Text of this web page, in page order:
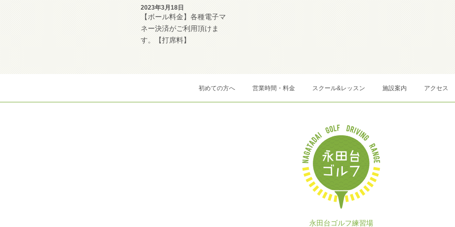
2023年3月18日
【ボール料金】各種電子マ
ネー決済がご利用頂けま
す。【打席料】
初めての方へ 営業時間・料金 スクール&レッスン 施設案内 アクセス
永田台ゴルフ練習場